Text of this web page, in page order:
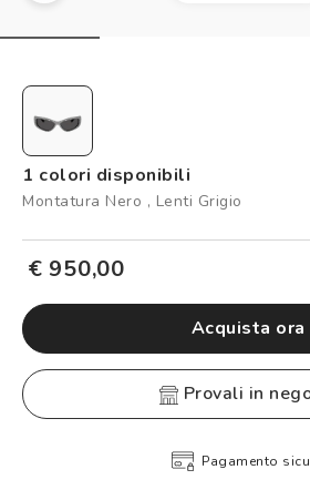
Controllo visivo
Logout
1 colori disponibili
Montatura Nero , Lenti Grigio
€ 950,00
Acquista ora
provali in
Pagamento